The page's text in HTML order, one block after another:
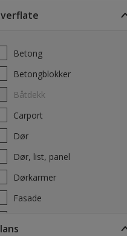
Overflate
Betong
Betongblokker
Båtdekk
carport
Dør
Dør, list, panel
Dørkarmer
Fasade
Glans